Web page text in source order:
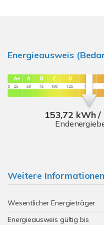
Energieausweis
153,72 kWh /
Weitere Informationen
Wesentlicher Energieträger
Energieausweis gültig bis